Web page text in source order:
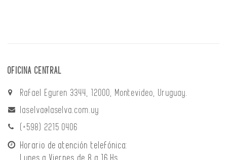
OFICINA CENTRAL
Rafael Eguren 3344, 12000, Montevideo, Uruguay.
laselva@laselva.com.uy
(+598) 2215 0406
Horario de atención telefónica:
Lunes a Viernes de 8 a 16 Hs.